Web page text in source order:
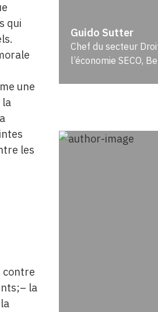
qui
une
la
les
contre
la
Guido Sutter
Chef du secteur
l’économie SECO,